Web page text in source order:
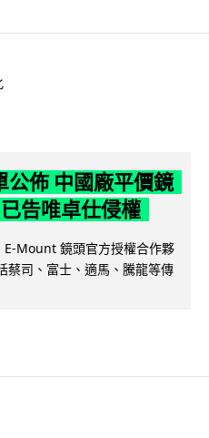
公佈 中國廠平價鏡
告唯卓仕侵權
Mount 鏡頭官方授權合作夥
蔡司、富士、適馬、騰龍等傳